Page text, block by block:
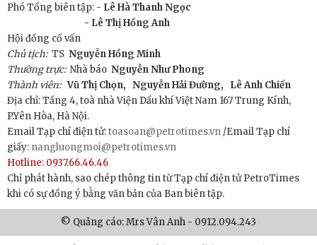
Phó Tổng biên tập: - Lê Hà Thanh Ngọc
- Lê Thị Hồng Anh
Hội đồng cố vấn
Chủ tịch:TS Nguyễn Hồng Minh
Thường trực: Nhà báo Nguyễn Như Phong
Thành viên: Vũ Thị Chọn, Nguyễn Hải Đường,
Lê Anh Chiến
Địa chỉ: Tầng 4, toà nhà Viện Dầu khí Việt Nam 167 Trung Kính,
P.Yên Hòa, Hà Nội.
Email Tạp chí điện tử:toasoan@petrotimes.vn /Email Tạp chí
giấy: nangluongmoi@petrotimes.vn
Hotline: 0937.66.46.46
Chỉ phát hành, sao chép thông tin từ Tạp chí điện tử PetroTimes
khi có sự đồng ý bằng văn bản của Ban biên tập.
© Quảng cáo: Mrs Vân Anh - 0912.094.243